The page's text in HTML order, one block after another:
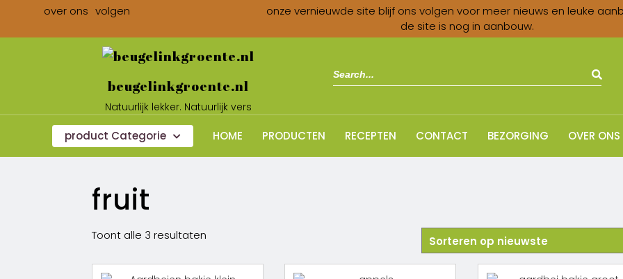
over ons volgen
onze vernieuwde site blijf ons volgen voor meer nieuws en leuke
de site is nog in aanbouw.
beugelinkgroente.nl
Natuurlijk lekker. Natuurlijk vers
product Categorie HOME PRODUCTEN RECEPTEN CONTACT BEZORGING OVER ONS
fruit
Toont alle 3 resultaten